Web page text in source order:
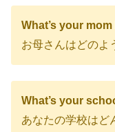
What’s your
お母さんはどのよ
What’s your
あなたの学校はど